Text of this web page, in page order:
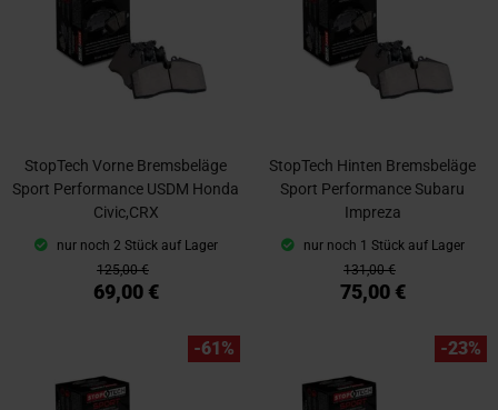
StopTech Vorne Bremsbeläge
Sport Performance USDM Honda
Civic,CRX
nur noch 2 Stück auf Lager
125,00 €
69,00 €
StopTech Hinten Bremsbeläge
Sport Performance Subaru
Impreza
nur noch 1 Stück auf Lager
131,00 €
75,00 €
-61% -23%